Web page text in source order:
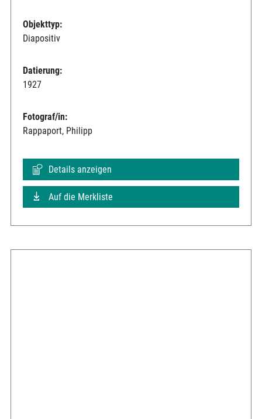
Objekttyp:
Diapositiv
Datierung:
1927
Fotograf/in:
Rappaport, Philipp
Details anzeigen
Auf die Merkliste